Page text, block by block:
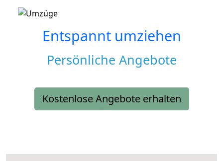
Entspannt umziehen
Persönliche Angebote
Kostenlose Angebote erhalten